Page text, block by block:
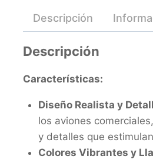
Descripción
Descripción
Características:
Diseño Realista y
los aviones
y detalles que
Colores Vibrantes y